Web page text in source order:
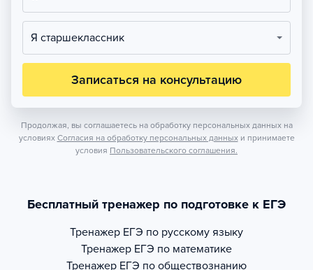
Я старшеклассник
Записаться на консультацию
Продолжая, вы соглашаетесь на обработку персональных данных на
условиях Согласия на обработку персональных данных и принимаете
условия Пользовательского соглашения.
Бесплатный тренажер по подготовке к ЕГЭ
Тренажер ЕГЭ по русскому языку
Тренажер ЕГЭ по математике
Тренажер ЕГЭ по обществознанию